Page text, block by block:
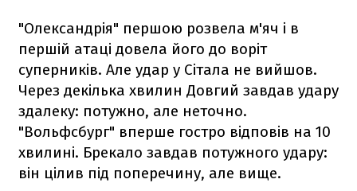
"Олександрія" першою розвела м'яч і в
першій атаці довела його до воріт
суперників. Але удар у Сітала не вийшов.
Через декілька хвилин Довгий завдав удару
здалеку: потужно, але неточно.
"Вольфсбург" вперше гостро відповів на 10
хвилині. Брекало завдав потужного удару:
він цілив під поперечину, але вище.